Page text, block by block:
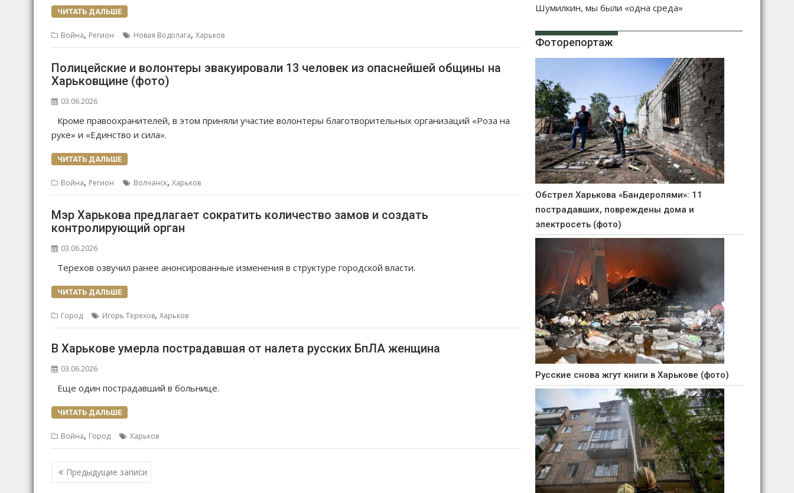
ЧИТАТЬ ДАЛЬШЕ
Война, Регион Новая Водолага, Харьков
Полицейские и волонтеры эвакуировали 13 человек из опаснейшей общины на
Харьковщине (фото)
03.06.2026
Кроме правоохранителей, в этом приняли участие волонтеры благотворительных организаций «Роза на
руке» и «Единство и сила».
ЧИТАТЬ ДАЛЬШЕ
Война, Регион Волчанск, Харьков
Мэр Харькова предлагает сократить количество замов и создать
контролирующий орган
03.06.2026
Терехов озвучил ранее анонсированные изменения в структуре городской власти.
ЧИТАТЬ ДАЛЬШЕ
Город Игорь Терехов, Харьков
В Харькове умерла пострадавшая от налета русских БпЛА женщина
03.06.2026
Еще один пострадавший в больнице.
ЧИТАТЬ ДАЛЬШЕ
Война, Город Харьков
Навигация
по
Предыдущие записи
Шумилкин, мы были «одна среда»
Фоторепортаж
Обстрел Харькова «Бандеролями»: 11
пострадавших, повреждены дома и
электросеть (фото)
Русские снова жгут книги в Харькове (фото)